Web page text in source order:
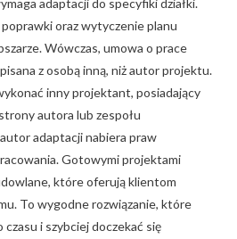
oraz wytyczenie planu
Wówczas, umowa o prace
z osobą inną, niż autor projektu.
inny projektant, posiadający
autora lub zespołu
adaptacji nabiera praw
Gotowymi projektami
które oferują klientom
To wygodne rozwiązanie, które
czasu i szybciej doczekać się